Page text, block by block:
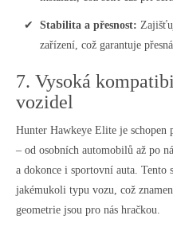
Stabilita a přesnost:
zařízení, což garantuje
7. Vysoká
vozidel
Hunter Hawkeye Elite je schopen
– od osobních automobilů až po
a dokonce i sportovní auta. Tento
jakémukoli typu vozu, což
geometrie jsou pro nás hračkou.